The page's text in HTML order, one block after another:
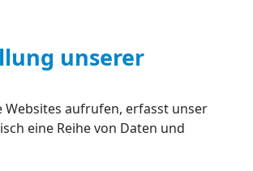
unserer
Websites aufrufen, erfasst unser
eine Reihe von Daten und